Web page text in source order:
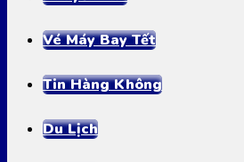
Vé Máy Bay Tết
Tin Hàng Không
Du Lịch